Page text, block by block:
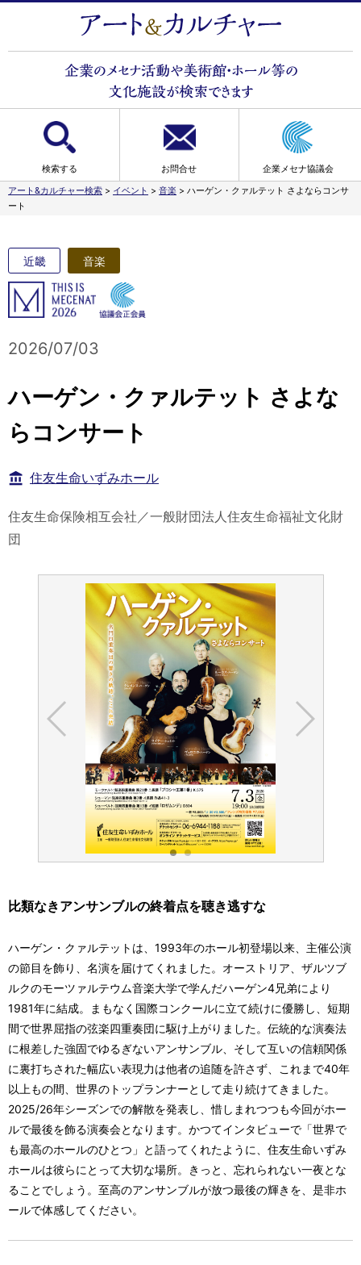
検索する お問合せ
企業メセナ協議会
アート&カルチャー検索 > イベント > 音楽 > ハーゲン・クァルテット さよならコンサ
ート
近畿 音楽
2026/07/03
ハーゲン・クァルテット さよな
らコンサート
住友生命いずみホール
住友生命保険相互会社／一般財団法人住友生命福祉文化財
団
比類なきアンサンブルの終着点を聴き逃すな
ハーゲン・クァルテットは、1993年のホール初登場以来、主催公演
の節目を飾り、名演を届けてくれました。オーストリア、ザルツブ
ルクのモーツァルテウム音楽大学で学んだハーゲン4兄弟により
1981年に結成。まもなく国際コンクールに立て続けに優勝し、短期
間で世界屈指の弦楽四重奏団に駆け上がりました。伝統的な演奏法
に根差した強固でゆるぎないアンサンブル、そして互いの信頼関係
に裏打ちされた幅広い表現力は他者の追随を許さず、これまで40年
以上もの間、世界のトップランナーとして走り続けてきました。
2025/26年シーズンでの解散を発表し、惜しまれつつも今回がホー
ルで最後を飾る演奏会となります。かつてインタビューで「世界で
も最高のホールのひとつ」と語ってくれたように、住友生命いずみ
ホールは彼らにとって大切な場所。きっと、忘れられない一夜とな
ることでしょう。至高のアンサンブルが放つ最後の輝きを、是非ホ
ールで体感してください。